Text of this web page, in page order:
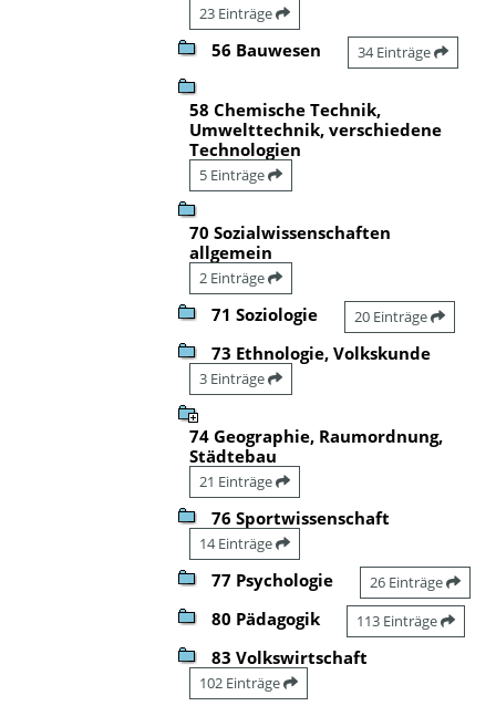
23 Einträge
56 Bauwesen 34 Einträge
58 Chemische Technik,
Umwelttechnik, verschiedene
Technologien
5 Einträge
70 Sozialwissenschaften
allgemein
2 Einträge
71 Soziologie 20 Einträge
73 Ethnologie, Volkskunde
3 Einträge
74 Geographie, Raumordnung,
Städtebau
21 Einträge
76 Sportwissenschaft
14 Einträge
77 Psychologie 26 Einträge
80 Pädagogik 113 Einträge
83 Volkswirtschaft
102 Einträge